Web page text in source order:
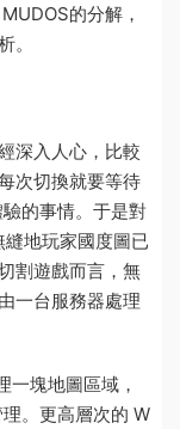
的分解，
。
深入人心，比較
次切換就要等待
的事情。于是對
縫地玩家國度圖已
割遊戲而言，無
一台服務器處理
一塊地圖區域，
。更高層次的 W